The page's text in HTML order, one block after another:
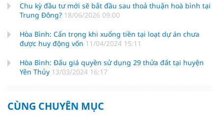
Chu kỳ đầu tư mới sẽ bắt đầu sau thoả thuận hoà bình tại
Trung Đông? 18/06/2026 09:00
Hòa Bình: Cẩn trọng khi xuống tiền tại loạt dự án chưa
được huy động vốn 11/04/2024 15:11
Hòa Bình: Đấu giá quyền sử dụng 29 thửa đất tại huyện
Yên Thủy 13/03/2024 16:17
CÙNG CHUYÊN MỤC